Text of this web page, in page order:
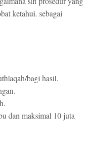
ketahui. sebagai
bagi hasil.
dan maksimal 10 juta